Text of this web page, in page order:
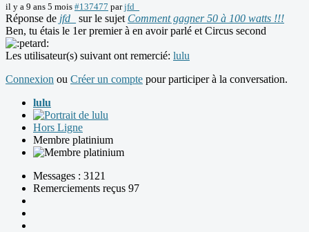
il y a 9 ans 5 mois #137477 parjfd_
Réponse de jfd_ sur le sujet Comment gagner 50 à 100 watts !!!
Ben, tu étais le 1er premier à en avoir parlé et Circus second
Les utilisateur(s) suivant ont remercié: lulu
Connexion ou Créer un compte pour participer à la conversation.
lulu
Hors Ligne
Membre platinium
Messages : 3121
Remerciements reçus 97